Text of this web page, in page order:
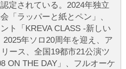
定されている。2024年独立
「ラッパーと紙とペン」、
ト「KREVA CLASS -新しい
年ソロ20周年を迎え、ア
ース、全国19都市21公演ツ
ON THE DAY」、フルオーケ